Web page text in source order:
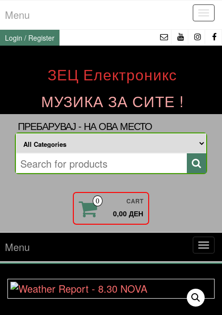
to
the
content
Menu
Login / Register
ЗЕЦ Електроникс
МУЗИКА ЗА СИТЕ !
ПРЕБАРУВАЈ - НА ОВА МЕСТО
0 CART
0,00 ДЕН
Menu